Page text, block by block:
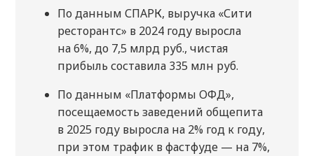
По данным СПАРК, выручка «Сити
ресторантс» в 2024 году выросла
на 6%, до 7,5 млрд руб., чистая
прибыль составила 335 млн руб.
По данным «Платформы ОФД»,
посещаемость заведений общепита
в 2025 году выросла на 2% год к году,
при этом трафик в фастфуде — на 7%,